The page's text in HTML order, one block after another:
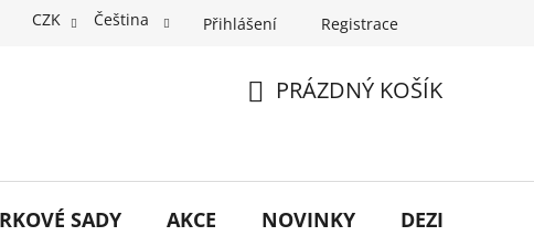
CZK Čeština Přihlášení Registrace
PRÁZDNÝ KOŠÍK
SADY AKCE NOVINKY DEZINFEKCE